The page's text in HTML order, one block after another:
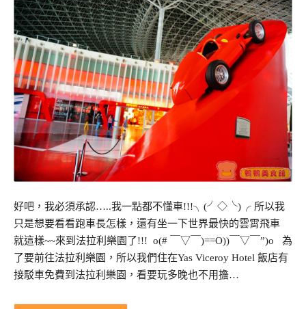
好吧，我必須承認…..我一點都不懂車!!!╮(╯◇╰)╭ 所以我
只是想要看看跑車長怎樣，還有坐一下世界最快的雲霄飛車
就這樣~~來到法拉利樂園了!!! o(# ￣▽￣)==O))￣▽￣”)o 為
了要前往法拉利樂園，所以我們住在Yas Viceroy Hotel 飯店有
接駁車免費到法拉利樂園，看要玩多晚也不用擔…